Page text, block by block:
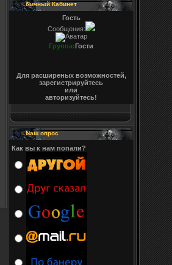
Личный Кабинет
Гость
Сообщения:
Группа:Гости
Для расширеных возможностей,
зарегистрируйтесь
или
авторизуйтесь!
Наш опрос
Как вы к нам попали?